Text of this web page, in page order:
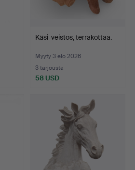
Käsi-veistos, terrakottaa.
Myyty 3 elo 2026
3 tarjousta
58 USD